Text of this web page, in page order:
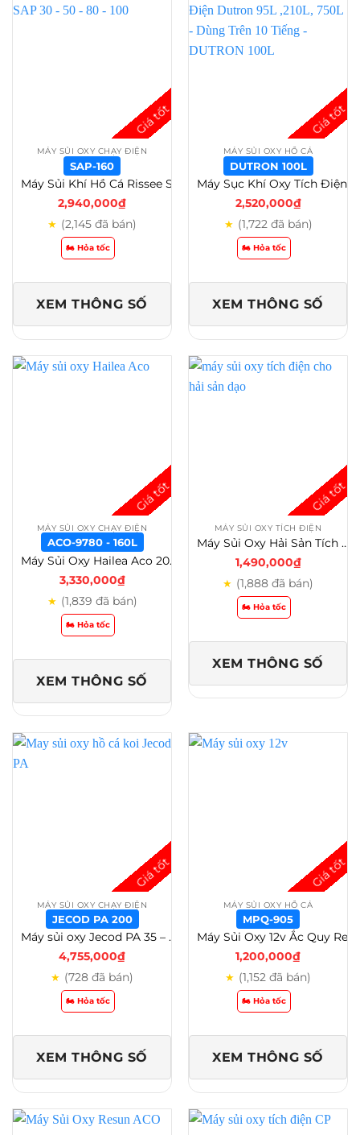
MÁY SỦI OXY CHẠY ĐIỆN
SAP-160
2,940,000₫
★ (2,145 đã bán)
🏍️ Hỏa tốc
XEM THÔNG SỐ
MÁY SỦI OXY HỒ CÁ
DUTRON 100L
2,520,000₫
★ (1,722 đã bán)
🏍️ Hỏa tốc
XEM THÔNG SỐ
MÁY SỦI OXY CHẠY ĐIỆN
ACO-9780 - 160L
Máy Sủi Oxy Hailea Aco 200L – 160L – 130L – 110L Siêu Êm Cho Hồ Cá Công Suất Lớn – ACO-9780 – 160L
3,330,000₫
★ (1,839 đã bán)
🏍️ Hỏa tốc
XEM THÔNG SỐ
MÁY SỦI OXY TÍCH ĐIỆN
Máy Sủi Oxy Hải Sản Tích Điện RS 500/600/700/800/900/1000/2000/5000 Giải Pháp Sục Khí Di Động
1,490,000₫
★ (1,888 đã bán)
🏍️ Hỏa tốc
XEM THÔNG SỐ
MÁY SỦI OXY CHẠY ĐIỆN
JECOD PA 200
Máy sủi oxy Jecod PA 35 – 45 – 60 – 80 – 100 – 150 – 200 – 250 Cho Hồ Cá Koi Và Thủy Sản – Jecod PA 200
4,755,000₫
★ (728 đã bán)
🏍️ Hỏa tốc
XEM THÔNG SỐ
MÁY SỦI OXY HỒ CÁ
MPQ-905
1,200,000₫
★ (1,152 đã bán)
🏍️ Hỏa tốc
XEM THÔNG SỐ